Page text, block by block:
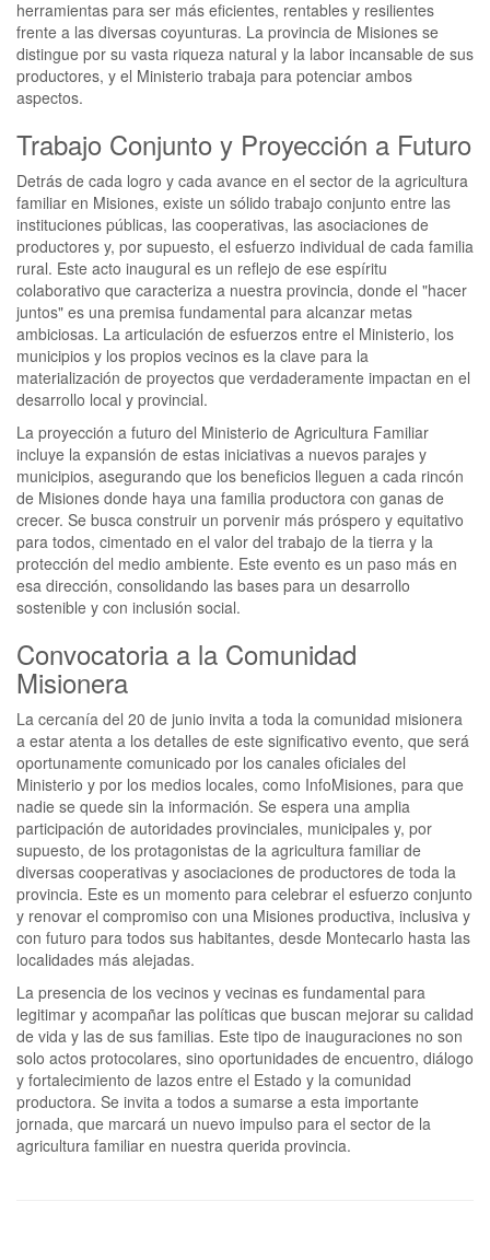
herramientas para ser más eficientes, rentables y resilientes
frente a las diversas coyunturas. La provincia de Misiones se
distingue por su vasta riqueza natural y la labor incansable de sus
productores, y el Ministerio trabaja para potenciar ambos
aspectos.
Trabajo Conjunto y Proyección a Futuro
Detrás de cada logro y cada avance en el sector de la agricultura
familiar en Misiones, existe un sólido trabajo conjunto entre las
instituciones públicas, las cooperativas, las asociaciones de
productores y, por supuesto, el esfuerzo individual de cada familia
rural. Este acto inaugural es un reflejo de ese espíritu
colaborativo que caracteriza a nuestra provincia, donde el "hacer
juntos" es una premisa fundamental para alcanzar metas
ambiciosas. La articulación de esfuerzos entre el Ministerio, los
municipios y los propios vecinos es la clave para la
materialización de proyectos que verdaderamente impactan en el
desarrollo local y provincial.
La proyección a futuro del Ministerio de Agricultura Familiar
incluye la expansión de estas iniciativas a nuevos parajes y
municipios, asegurando que los beneficios lleguen a cada rincón
de Misiones donde haya una familia productora con ganas de
crecer. Se busca construir un porvenir más próspero y equitativo
para todos, cimentado en el valor del trabajo de la tierra y la
protección del medio ambiente. Este evento es un paso más en
esa dirección, consolidando las bases para un desarrollo
sostenible y con inclusión social.
Convocatoria a la Comunidad
Misionera
La cercanía del 20 de junio invita a toda la comunidad misionera
a estar atenta a los detalles de este significativo evento, que será
oportunamente comunicado por los canales oficiales del
Ministerio y por los medios locales, como InfoMisiones, para que
nadie se quede sin la información. Se espera una amplia
participación de autoridades provinciales, municipales y, por
supuesto, de los protagonistas de la agricultura familiar de
diversas cooperativas y asociaciones de productores de toda la
provincia. Este es un momento para celebrar el esfuerzo conjunto
y renovar el compromiso con una Misiones productiva, inclusiva y
con futuro para todos sus habitantes, desde Montecarlo hasta las
localidades más alejadas.
La presencia de los vecinos y vecinas es fundamental para
legitimar y acompañar las políticas que buscan mejorar su calidad
de vida y las de sus familias. Este tipo de inauguraciones no son
solo actos protocolares, sino oportunidades de encuentro, diálogo
y fortalecimiento de lazos entre el Estado y la comunidad
productora. Se invita a todos a sumarse a esta importante
jornada, que marcará un nuevo impulso para el sector de la
agricultura familiar en nuestra querida provincia.